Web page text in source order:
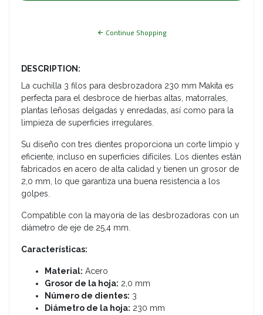
Continue Shopping
DESCRIPTION:
La cuchilla 3 filos para desbrozadora 230 mm Makita es
perfecta para el desbroce de hierbas altas, matorrales,
plantas leñosas delgadas y enredadas, así como para la
limpieza de superficies irregulares.
Su diseño con tres dientes proporciona un corte limpio y
eficiente, incluso en superficies difíciles. Los dientes están
fabricados en acero de alta calidad y tienen un grosor de
2,0 mm, lo que garantiza una buena resistencia a los
golpes.
Compatible con la mayoría de las desbrozadoras con un
diámetro de eje de 25,4 mm.
Características:
Material: Acero
Grosor de la hoja: 2,0 mm
Número de dientes: 3
Diámetro de la hoja: 230 mm